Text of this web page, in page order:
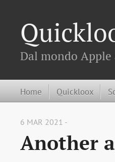
Dal mondo
Home Quickloox
6 MAR 2021 -
Another